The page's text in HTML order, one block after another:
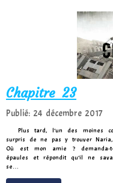
Chapitre 23
Publié: 24 décembre 2017
Plus tard, l’un des moines
surpris de ne pas y trouver
Où est mon amie ? demanda-
épaules et répondit qu’il ne
se…